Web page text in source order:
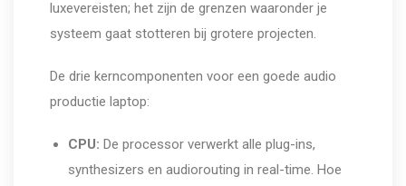
luxevereisten; het zijn de grenzen waaronder je
systeem gaat stotteren bij grotere projecten.
De drie kerncomponenten voor een goede audio
productie laptop:
CPU: De processor verwerkt alle plug-ins,
synthesizers en audiorouting in real-time. Hoe